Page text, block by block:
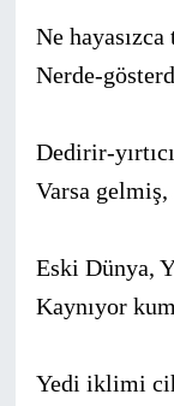
Ne
Nerde-
Dedirir-
Varsa gelmiş,
Eski Dünya,
Kaynıyor
Yedi iklimi